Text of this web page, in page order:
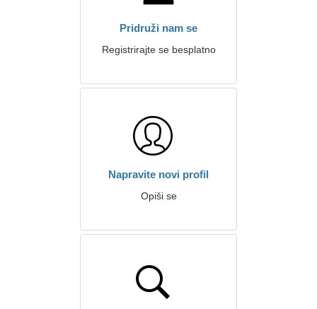
Pridruži nam se
Registrirajte se besplatno
Napravite novi profil
Opiši se